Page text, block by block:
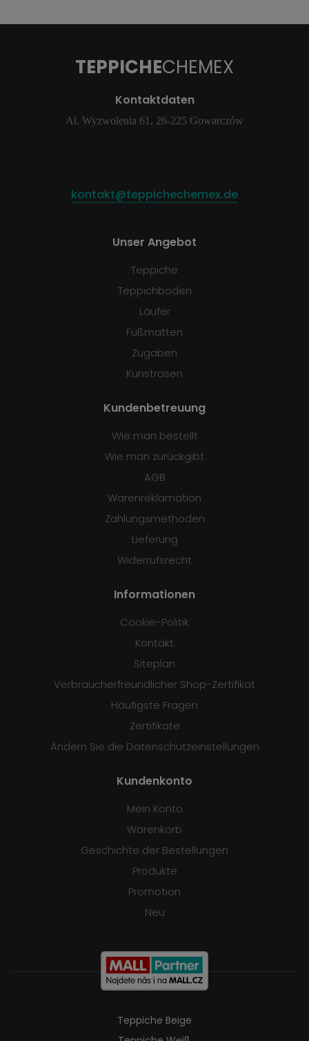
TEPPICHECHEMEX
Kontaktdaten
Al. Wyzwolenia 61, 26-225 Gowarczów
kontakt@teppichechemex.de
Unser Angebot
Teppiche
Teppichböden
Läufer
Fußmatten
Zugaben
Kunstrasen
Kundenbetreuung
Wie man bestellt
Wie man zurückgibt
AGB
Warenreklamation
Zahlungsmethoden
Lieferung
Widerrufsrecht
Informationen
Cookie-Politik
Kontakt
Siteplan
Verbraucherfreundlicher Shop-Zertifikat
Häufigste Fragen
Zertifikate
Ändern Sie die Datenschutzeinstellungen
Kundenkonto
Mein Konto
Warenkorb
Geschichte der Bestellungen
Produkte
Promotion
Neu
Teppiche Beige